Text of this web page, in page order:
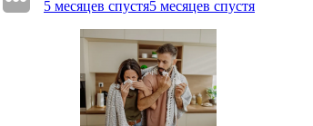
5 месяцев спустя5 месяцев спустя